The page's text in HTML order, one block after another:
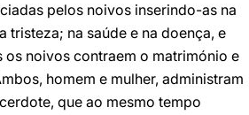
pelos noivos inserindo-as na
tristeza; na saúde e na doença, e
noivos contraem o matrimónio e
homem e mulher, administram
que ao mesmo tempo